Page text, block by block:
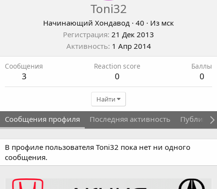
Toni32
Начинающий Хондавод · 40 · Из мск
Регистрация 21 Дек 2013
Активность 1 Апр 2014
Сообщения
3
Reaction score
0
Баллы
0
Найти
Сообщения профиля Последняя активность
В профиле пользователя Toni32 пока нет ни одного
сообщения.